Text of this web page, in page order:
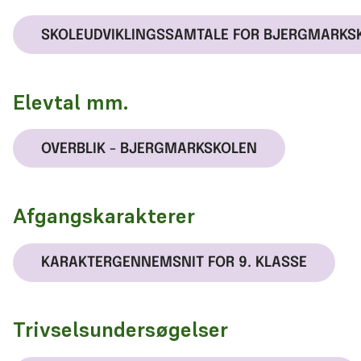
SKOLEUDVIKLINGSSAMTALE FOR
Elevtal mm.
OVERBLIK - BJERGMARKSKOLEN
Afgangskarakterer
KARAKTERGENNEMSNIT FOR 9. KLASSE
Trivselsundersøgelser